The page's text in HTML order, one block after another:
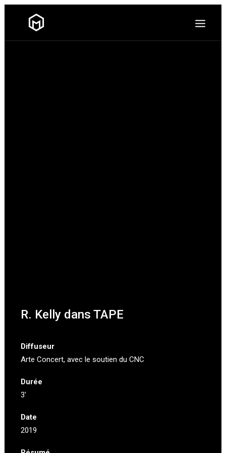
R. Kelly dans TAPE
Diffuseur
Arte Concert, avec le soutien du CNC
Durée
3′
Date
2019